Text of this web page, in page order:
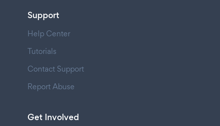
Support
Help Center
Tutorials
Contact Support
Report Abuse
Get Involved